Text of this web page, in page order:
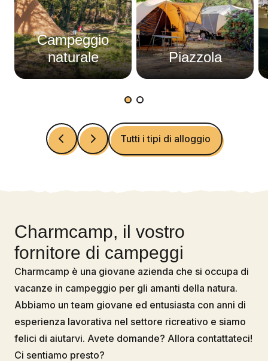
Campeggio
naturale
Piazzola
Tutti i tipi di alloggio
Charmcamp, il vostro
fornitore di campeggi
Charmcamp è una giovane azienda che si occupa di
vacanze in campeggio per gli amanti della natura.
Abbiamo un team giovane ed entusiasta con anni di
esperienza lavorativa nel settore ricreativo e siamo
felici di aiutarvi. Avete domande? Allora contattateci!
Ci sentiamo presto?